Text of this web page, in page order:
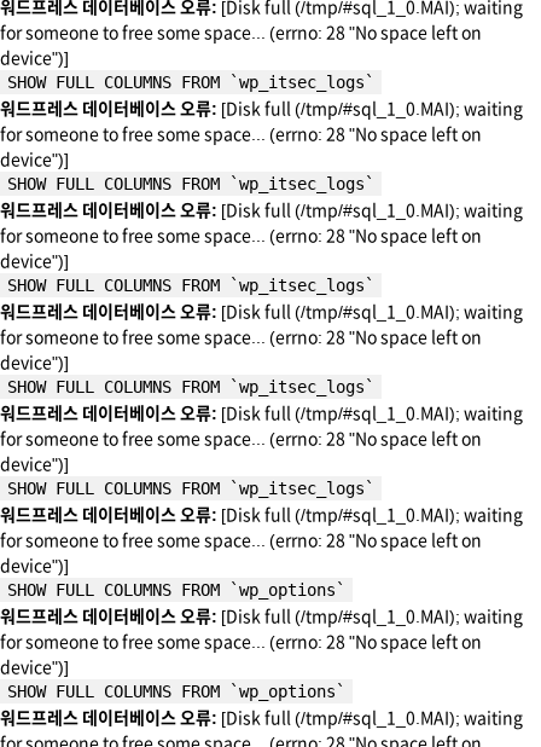
워드프레스 데이터베이스 오류: [Disk full (/tmp/#sql_1_0.MAI); waiting
for someone to free some space... (errno: 28 "No space left on
device")]
SHOW FULL COLUMNS FROM `wp_itsec_logs`
워드프레스 데이터베이스 오류: [Disk full (/tmp/#sql_1_0.MAI); waiting
for someone to free some space... (errno: 28 "No space left on
device")]
SHOW FULL COLUMNS FROM `wp_itsec_logs`
워드프레스 데이터베이스 오류: [Disk full (/tmp/#sql_1_0.MAI); waiting
for someone to free some space... (errno: 28 "No space left on
device")]
SHOW FULL COLUMNS FROM `wp_itsec_logs`
워드프레스 데이터베이스 오류: [Disk full (/tmp/#sql_1_0.MAI); waiting
for someone to free some space... (errno: 28 "No space left on
device")]
SHOW FULL COLUMNS FROM `wp_itsec_logs`
워드프레스 데이터베이스 오류: [Disk full (/tmp/#sql_1_0.MAI); waiting
for someone to free some space... (errno: 28 "No space left on
device")]
SHOW FULL COLUMNS FROM `wp_itsec_logs`
워드프레스 데이터베이스 오류: [Disk full (/tmp/#sql_1_0.MAI); waiting
for someone to free some space... (errno: 28 "No space left on
device")]
SHOW FULL COLUMNS FROM `wp_options`
워드프레스 데이터베이스 오류: [Disk full (/tmp/#sql_1_0.MAI); waiting
for someone to free some space... (errno: 28 "No space left on
device")]
SHOW FULL COLUMNS FROM `wp_options`
워드프레스 데이터베이스 오류: [Disk full (/tmp/#sql_1_0.MAI); waiting
for someone to free some space... (errno: 28 "No space left on